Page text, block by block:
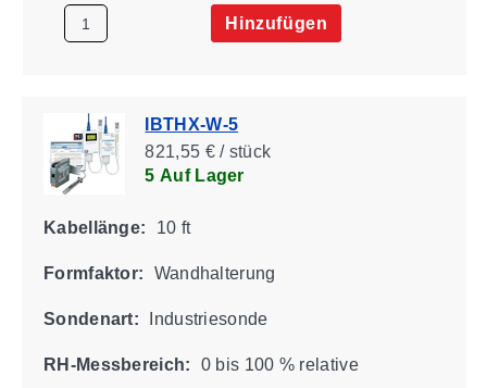
Hinzufügen
IBTHX-W-5
821,55 € / stück
5 Auf Lager
Kabellänge: 10 ft
Formfaktor: Wandhalterung
Sondenart: Industriesonde
RH-Messbereich:
0 bis 100 % relative